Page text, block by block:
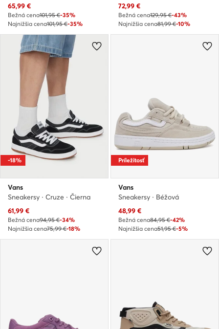
Aktuálna cena
65,99 €
Bežná cena101,95 €-35%
Najnižšia cena101,95 €-35%
Aktuálna cena
72,99 €
Bežná cena129,95 €-43%
Najnižšia cena81,99 €-10%
-18%
Vans
Sneakersy · Cruze · Čierna
Aktuálna cena
61,99 €
Bežná cena94,95 €-34%
Najnižšia cena75,99 €-18%
Príležitosť
Vans
Sneakersy · Béžová
Aktuálna cena
48,99 €
Bežná cena84,95 €-42%
Najnižšia cena51,95 €-5%